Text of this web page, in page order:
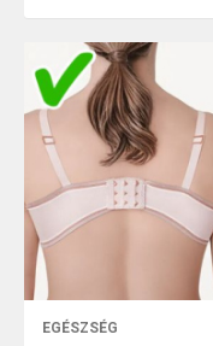
EGÉSZSÉG